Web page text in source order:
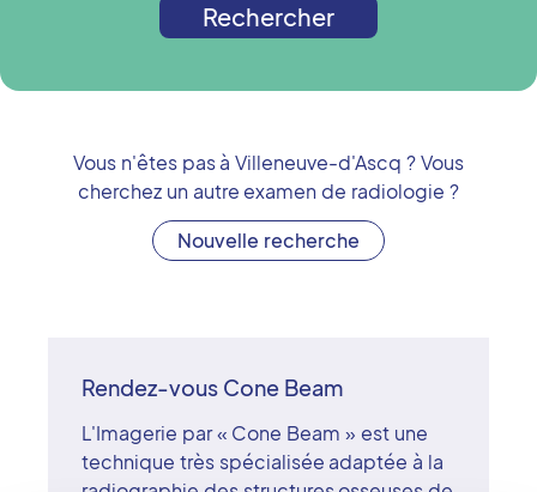
Rechercher
Vous n'êtes pas àVilleneuve-d'Ascq ? Vous
cherchez un autre examen de radiologie ?
Nouvelle recherche
Rendez-vous Cone Beam
L'Imagerie par « Cone Beam » est une
technique très spécialisée adaptée à la